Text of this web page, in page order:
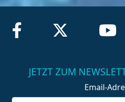
JETZT ZUM
Email-